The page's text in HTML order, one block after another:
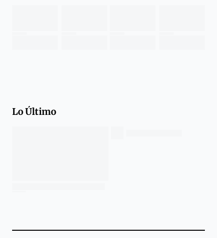
Lo Último